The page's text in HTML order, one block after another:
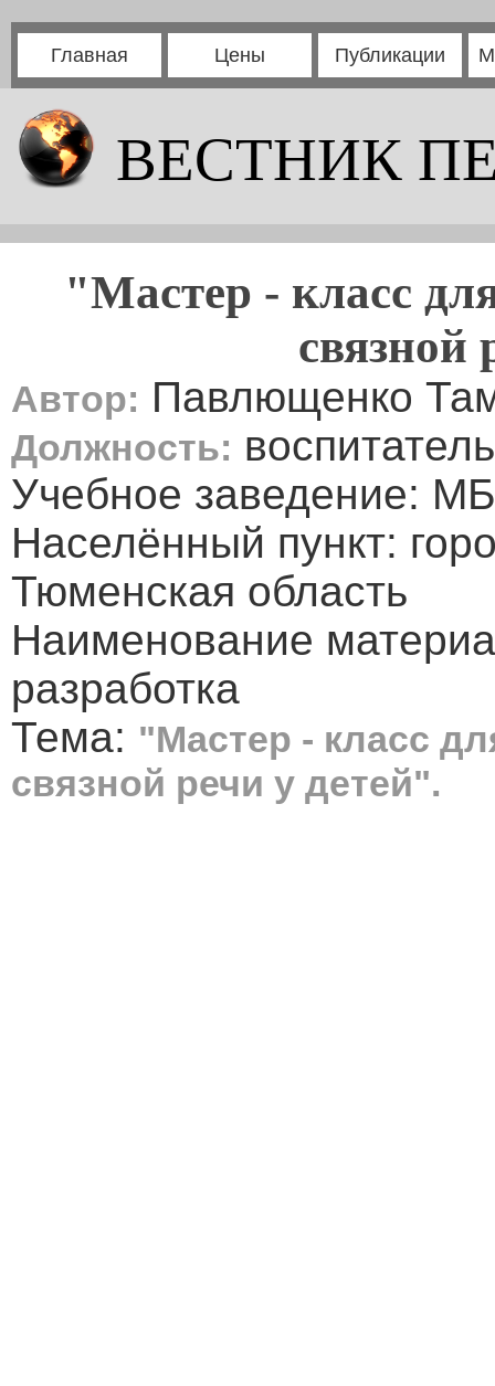
Главная Цены Публикации
ВЕСТНИК
"Мастер - класс
связной
Автор: Павлющенко
Должность: воспитатель
Учебное заведение:
Населённый пункт:
Тюменская область
Наименование
разработка
Тема: "Мастер - класс
связной речи у детей".